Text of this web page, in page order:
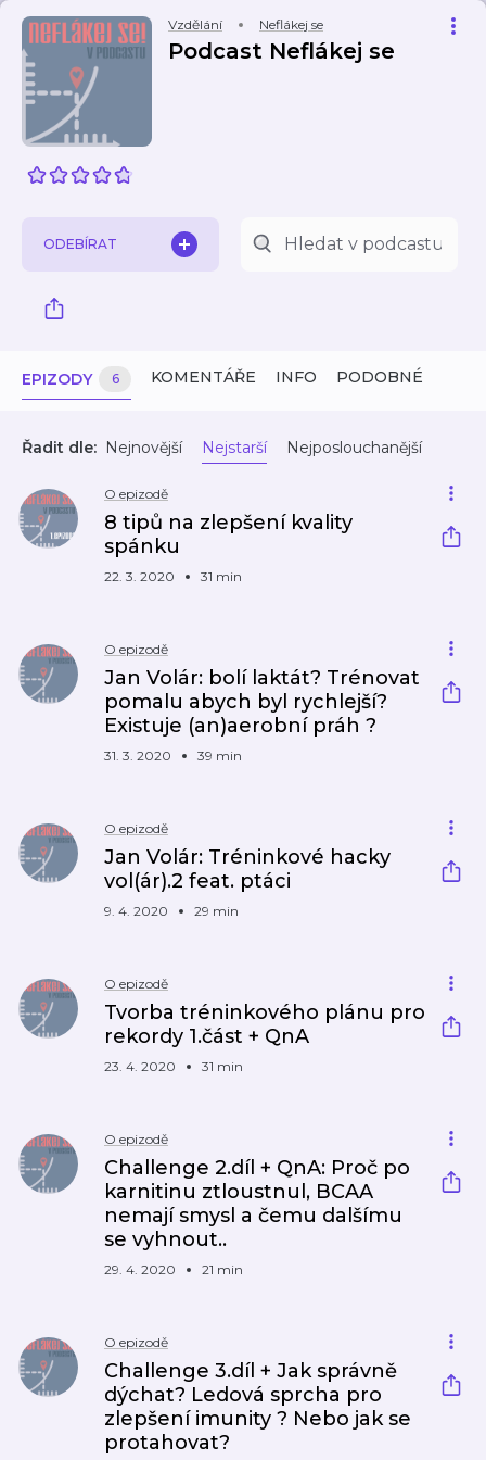
Vzdělání Neflákej se
Podcast Neflákej se
ODEBÍRAT
EPIZODY 6 KOMENTÁŘE INFO PODOBNÉ
Řadit dle: Nejnovější Nejstarší Nejposlouchanější
O epizodě
8 tipů na zlepšení kvality
spánku
22. 3. 2020 31 min
O epizodě
Jan Volár: bolí laktát? Trénovat
pomalu abych byl rychlejší?
Existuje (an)aerobní práh ?
31. 3. 2020 39 min
O epizodě
Jan Volár: Tréninkové hacky
vol(ár).2 feat. ptáci
9. 4. 2020 29 min
O epizodě
Tvorba tréninkového plánu pro
rekordy 1.část + QnA
23. 4. 2020 31 min
O epizodě
Challenge 2.díl + QnA: Proč po
karnitinu ztloustnul, BCAA
nemají smysl a čemu dalšímu
se vyhnout..
29. 4. 2020 21 min
O epizodě
Challenge 3.díl + Jak správně
dýchat? Ledová sprcha pro
zlepšení imunity ? Nebo jak se
protahovat?